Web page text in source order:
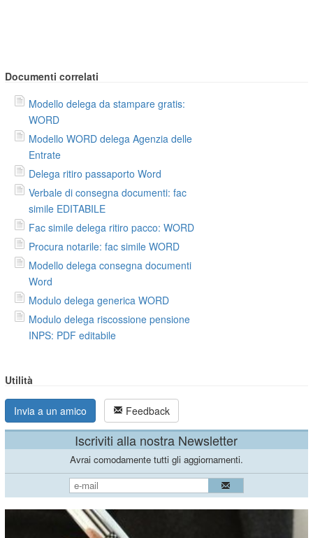
Documenti correlati
Modello delega da stampare gratis:
WORD
Modello WORD delega Agenzia delle
Entrate
Delega ritiro passaporto Word
Verbale di consegna documenti: fac
simile EDITABILE
Fac simile delega ritiro pacco: WORD
Procura notarile: fac simile WORD
Modello delega consegna documenti
Word
Modulo delega generica WORD
Modulo delega riscossione pensione
INPS: PDF editabile
Utilità
Invia a un amico Feedback
Iscriviti alla nostra Newsletter
Avrai comodamente tutti gli aggiornamenti.